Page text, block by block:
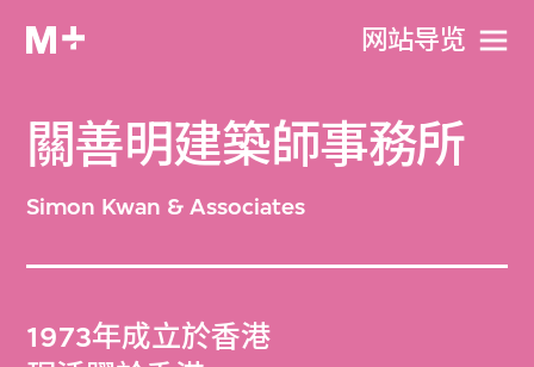
网站导览
關善明建築師事務所
Simon Kwan & Associates
1973年成立於香港